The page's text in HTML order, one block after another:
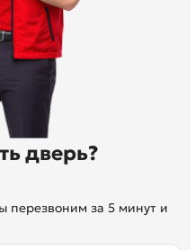
дверь?
перезвоним за 5 минут и